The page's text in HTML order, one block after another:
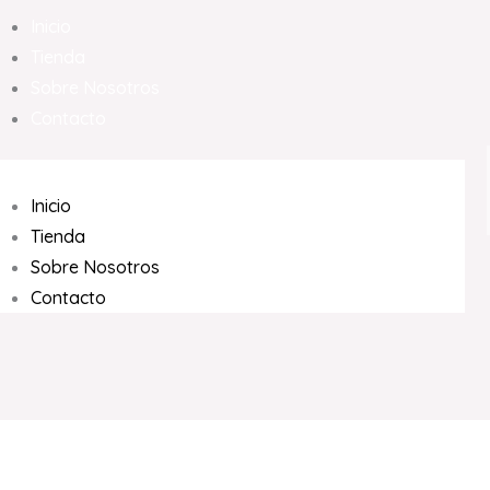
Inicio
Tienda
Sobre Nosotros
Contacto